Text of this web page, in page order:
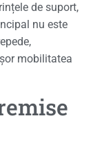
de suport,
nu este
mobilitatea